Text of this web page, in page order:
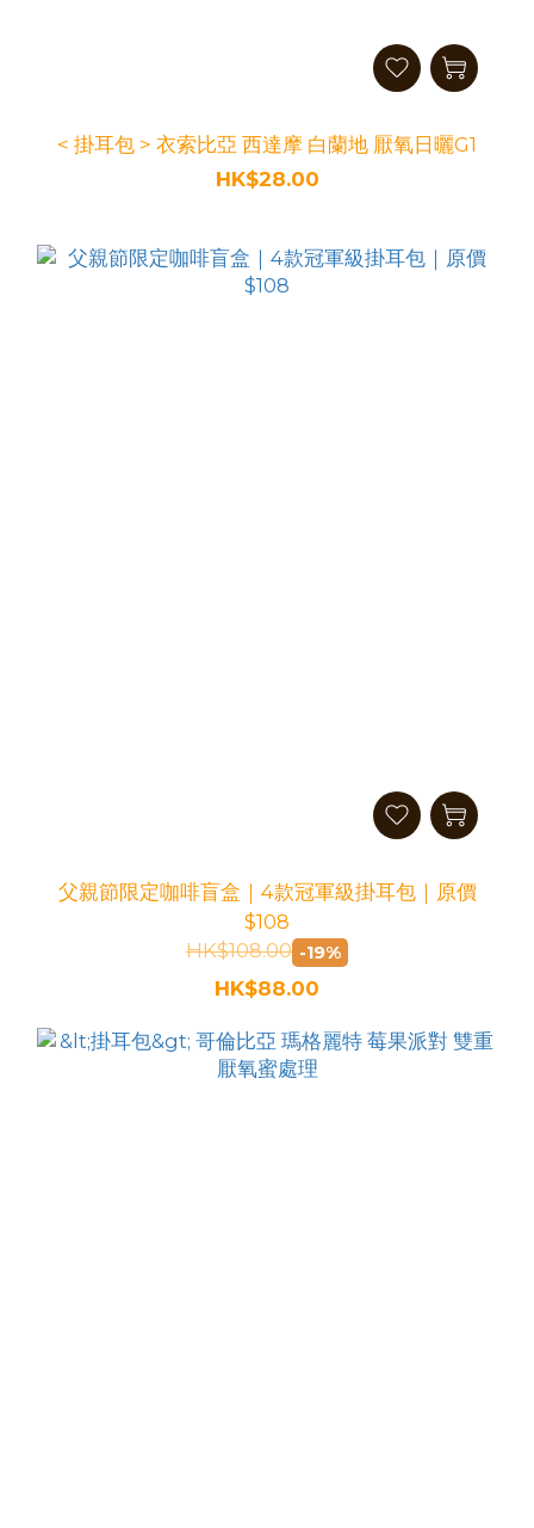
< 掛耳包 > 衣索比亞 西達摩 白蘭地 厭氧日曬G1
HK$28.00
父親節限定咖啡盲盒｜4款冠軍級掛耳包｜原價
$108
HK$108.00 -19%
HK$88.00